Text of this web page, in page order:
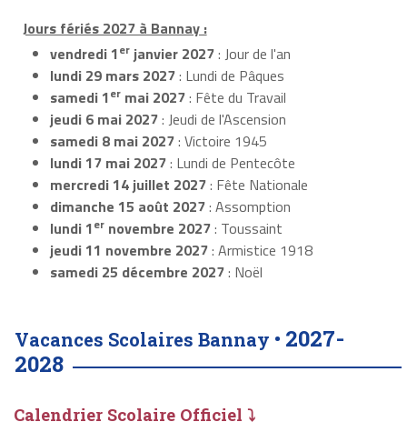
Jours fériés 2027 à Bannay :
vendredi 1er janvier 2027: Jour de l'an
lundi 29 mars 2027: Lundi de Pâques
samedi 1er mai 2027: Fête du Travail
jeudi 6 mai 2027: Jeudi de l'Ascension
samedi 8 mai 2027: Victoire 1945
lundi 17 mai 2027: Lundi de Pentecôte
mercredi 14 juillet 2027: Fête Nationale
dimanche 15 août 2027: Assomption
lundi 1er novembre 2027: Toussaint
jeudi 11 novembre 2027: Armistice 1918
samedi 25 décembre 2027: Noël
Vacances Scolaires Bannay • 2027-
2028
Calendrier Scolaire Officiel ⤵